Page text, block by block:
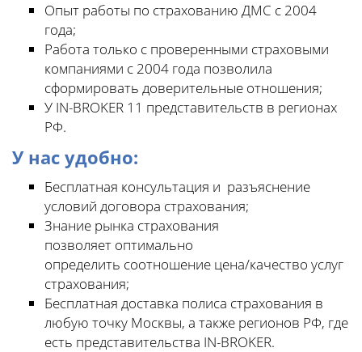
Опыт работы по страхованию ДМС с 2004
года;
Работа только с проверенными страховыми
компаниями с 2004 года позволила
сформировать доверительные отношения;
У IN-BROKER 11 представительств в регионах
РФ.
У нас удобно:
Бесплатная консультация и разъяснение
условий договора страхования;
Знание рынка страхования
позволяет оптимально
определить соотношение цена/качество услуг
страхования;
Бесплатная доставка полиса страхования в
любую точку Москвы, а также регионов РФ, где
есть представительства IN-BROKER.